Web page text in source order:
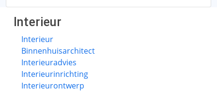
Interieur
Interieur
Binnenhuisarchitect
Interieuradvies
Interieurinrichting
Interieurontwerp